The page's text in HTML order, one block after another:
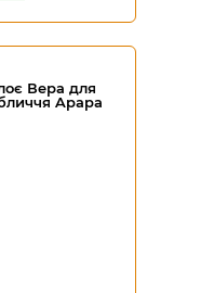
Вера для
Apapa